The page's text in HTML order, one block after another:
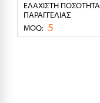
ΕΛΆΧΙΣΤΗ ΠΟΣΌΤΗΤΑ
ΠΑΡΑΓΓΕΛΊΑΣ
MOQ: 5